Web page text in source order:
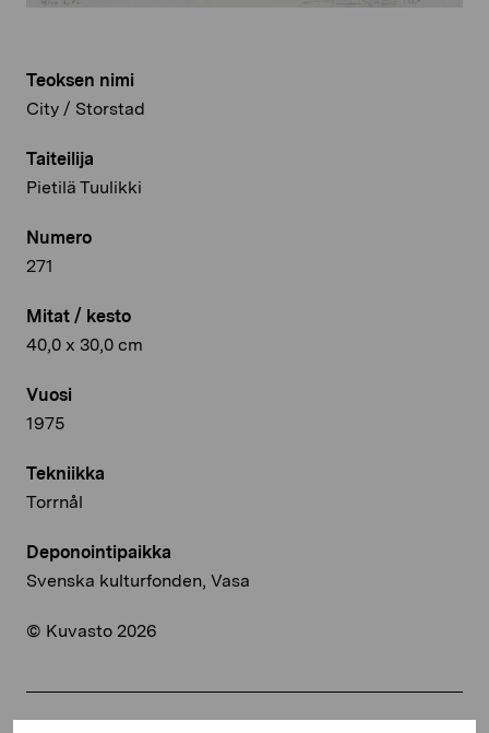
Teoksen nimi
City / Storstad
Taiteilija
Pietilä Tuulikki
Numero
271
Mitat / kesto
40,0 x 30,0 cm
Vuosi
1975
Tekniikka
Torrnål
Deponointipaikka
Svenska kulturfonden, Vasa
© Kuvasto 2026